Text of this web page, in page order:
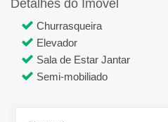
Detalhes do Imóvel
Churrasqueira
Elevador
Sala de Estar Jantar
Semi-mobiliado